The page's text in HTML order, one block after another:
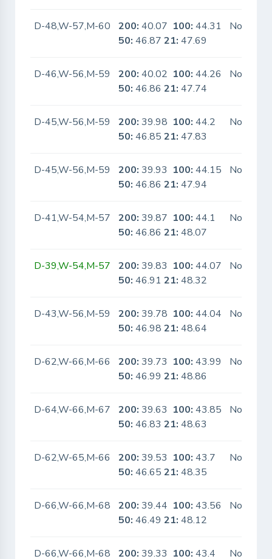
D-48,W-57,M-60 200: 40.07 100: 44.31
50: 46.8721: 47.69
No
D-46,W-56,M-59 200: 40.02 100: 44.26
50: 46.8621: 47.74
No
D-45,W-56,M-59 200: 39.98 100: 44.2
50: 46.8521: 47.83
No
D-45,W-56,M-59 200: 39.93 100: 44.15
50: 46.8621: 47.94
No
D-41,W-54,M-57 200: 39.87 100: 44.1
50: 46.8621: 48.07
No
D-39,W-54,M-57 200: 39.83 100: 44.07
50: 46.9121: 48.32
No
D-43,W-56,M-59 200: 39.78 100: 44.04
50: 46.9821: 48.64
No
D-62,W-66,M-66 200: 39.73 100: 43.99
50: 46.9921: 48.86
No
D-64,W-66,M-67 200: 39.63 100: 43.85
50: 46.8321: 48.63
No
D-62,W-65,M-66 200: 39.53 100: 43.7
50: 46.6521: 48.35
No
D-66,W-66,M-68 200: 39.44 100: 43.56
50: 46.4921: 48.12
No
D-66,W-66,M-68 200: 39.33 100: 43.4
No